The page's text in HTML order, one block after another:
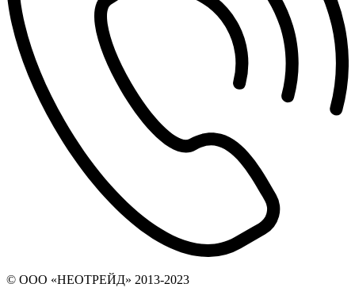
© ООО «НЕОТРЕЙД» 2013-2023